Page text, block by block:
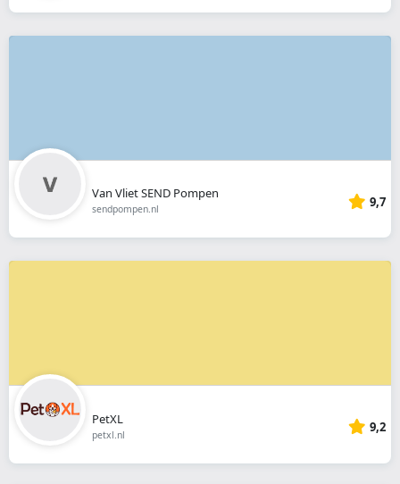
Van Vliet SEND Pompen
sendpompen.nl 9,7
PetXL
petxl.nl 9,2